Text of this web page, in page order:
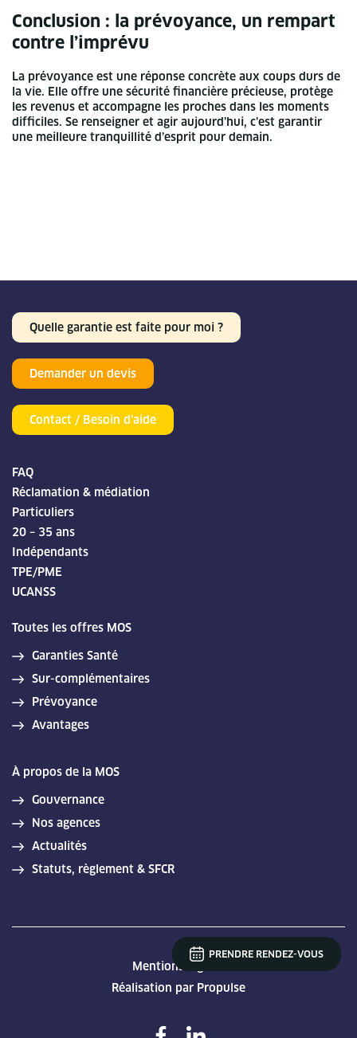
Conclusion : la prévoyance, un rempart
contre l’imprévu
La prévoyance est une réponse concrète aux coups durs de
la vie. Elle offre une sécurité financière précieuse, protège
les revenus et accompagne les proches dans les moments
difficiles. Se renseigner et agir aujourd’hui, c’est garantir
une meilleure tranquillité d’esprit pour demain.
PRENDRE RENDEZ-VOUS
Quelle garantie est faite pour moi ?
Demander un devis
Contact / Besoin d’aide
FAQ
Réclamation & médiation
Particuliers
20 – 35 ans
Indépendants
TPE/PME
UCANSS
Toutes les offres MOS
Garanties Santé
Sur-complémentaires
Prévoyance
Avantages
À propos de la MOS
Gouvernance
Nos agences
Actualités
Statuts, règlement & SFCR
Mentions légales
Réalisation par Propulse